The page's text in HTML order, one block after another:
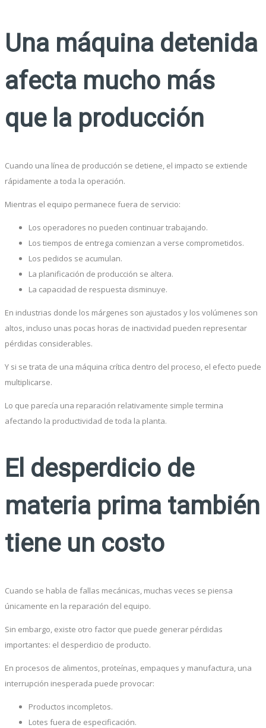
Una máquina detenida
afecta mucho más
que la producción
Cuando una línea de producción se detiene, el impacto se extiende
rápidamente a toda la operación.
Mientras el equipo permanece fuera de servicio:
Los operadores no pueden continuar trabajando.
Los tiempos de entrega comienzan a verse comprometidos.
Los pedidos se acumulan.
La planificación de producción se altera.
La capacidad de respuesta disminuye.
En industrias donde los márgenes son ajustados y los volúmenes son
altos, incluso unas pocas horas de inactividad pueden representar
pérdidas considerables.
Y si se trata de una máquina crítica dentro del proceso, el efecto puede
multiplicarse.
Lo que parecía una reparación relativamente simple termina
afectando la productividad de toda la planta.
El desperdicio de
materia prima también
tiene un costo
Cuando se habla de fallas mecánicas, muchas veces se piensa
únicamente en la reparación del equipo.
Sin embargo, existe otro factor que puede generar pérdidas
importantes: el desperdicio de producto.
En procesos de alimentos, proteínas, empaques y manufactura, una
interrupción inesperada puede provocar:
Productos incompletos.
Lotes fuera de especificación.